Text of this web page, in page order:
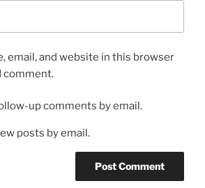
email, and website in this browser
comment.
up comments by email.
posts by email.